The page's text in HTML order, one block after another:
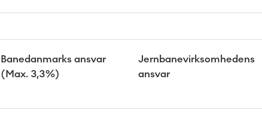
Banedanmarks ansvar
(Max. 3,3%)
Jernbanevirksomhedens
ansvar